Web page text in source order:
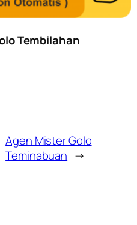
Tembilahan
Agen Mister Golo
Teminabuan →